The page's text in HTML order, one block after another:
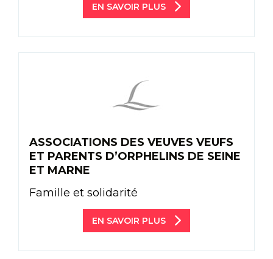
EN SAVOIR PLUS
ASSOCIATIONS DES VEUVES VEUFS
ET PARENTS D’ORPHELINS DE SEINE
ET MARNE
Famille et solidarité
EN SAVOIR PLUS